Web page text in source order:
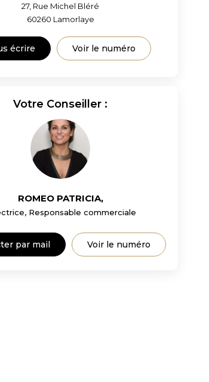
27, Rue Michel Bléré
60260 Lamorlaye
écrire Voir le numéro
Votre Conseiller :
ROMEO PATRICIA,
Responsable commerciale
par mail Voir le numéro